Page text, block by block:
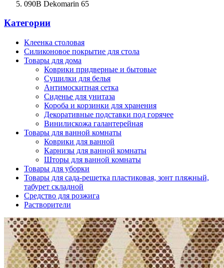
090B Dekomarin 65
Категории
Клеенка столовая
Силиконовое покрытие для стола
Товары для дома
Коврики придверные и бытовые
Сушилки для белья
Антимоскитная сетка
Сиденье для унитаза
Короба и корзинки для хранения
Декоративные подставки под горячее
Винилискожа галантерейная
Товары для ванной комнаты
Коврики для ванной
Карнизы для ванной комнаты
Шторы для ванной комнаты
Товары для уборки
Товары для сада-решетка пластиковая, зонт пляжный,
табурет складной
Средство для розжига
Растворители